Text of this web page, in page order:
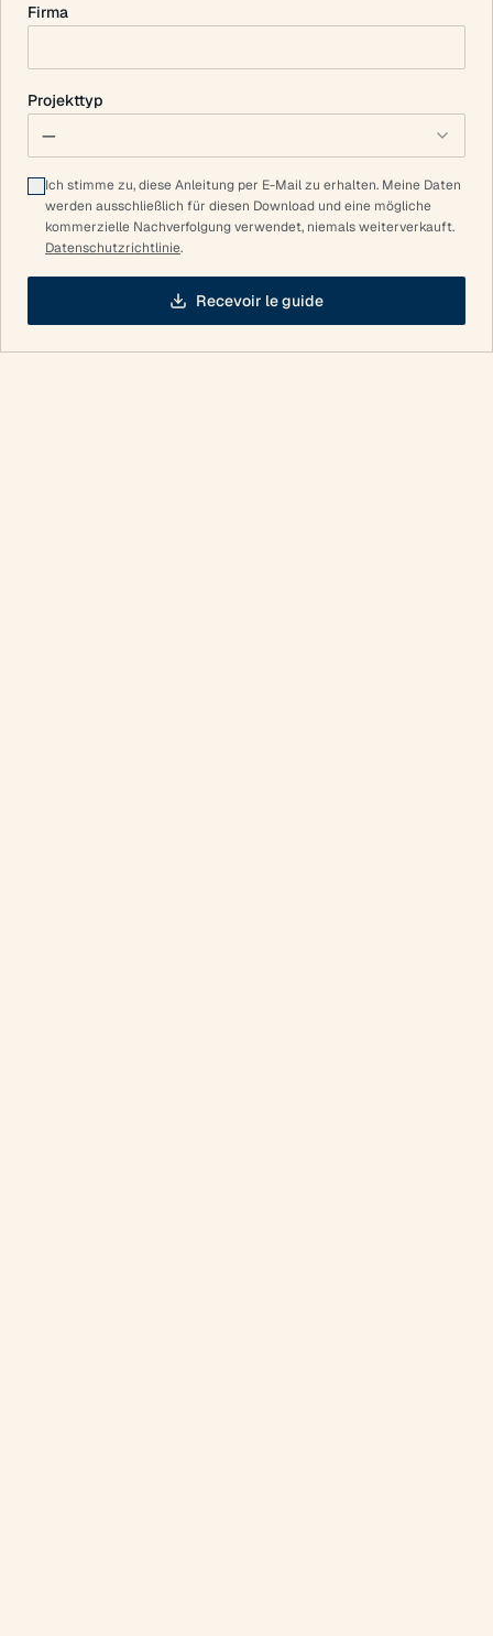
Firma
Projekttyp
—
Ich stimme zu, diese Anleitung per E-Mail zu erhalten. Meine Daten
werden ausschließlich für diesen Download und eine mögliche
kommerzielle Nachverfolgung verwendet, niemals weiterverkauft.
Datenschutzrichtlinie.
Recevoir le guide